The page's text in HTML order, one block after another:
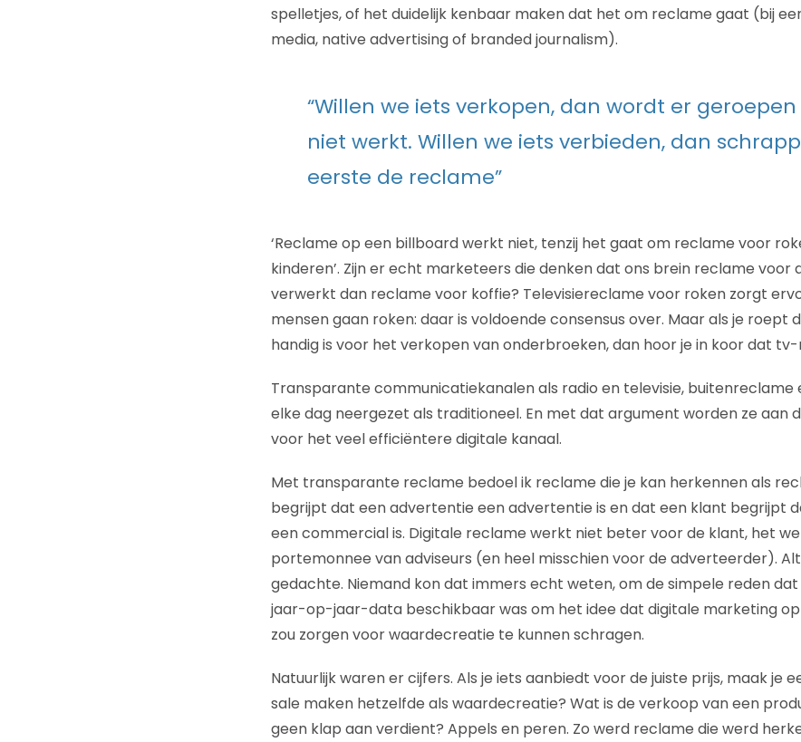
spelletjes, of het duidelijk kenbaar maken dat het om reclame gaat (bij
media, native advertising of branded journalism).
“Willen we iets verkopen, dan wordt er
niet werkt. Willen we iets verbieden, dan
eerste de reclame”
‘Reclame op een billboard werkt niet, tenzij het gaat om reclame voor
kinderen’. Zijn er echt marketeers die denken dat ons brein reclame voor
verwerkt dan reclame voor koffie? Televisiereclame voor roken zorgt
mensen gaan roken: daar is voldoende consensus over. Maar als je
handig is voor het verkopen van onderbroeken, dan hoor je in koor dat
Transparante communicatiekanalen als radio en televisie, buitenreclame
elke dag neergezet als traditioneel. En met dat argument worden ze aan
voor het veel efficiëntere digitale kanaal.
Met transparante reclame bedoel ik reclame die je kan herkennen als
begrijpt dat een advertentie een advertentie is en dat een klant begrijpt
een commercial is. Digitale reclame werkt niet beter voor de klant, het
portemonnee van adviseurs (en heel misschien voor de adverteerder).
gedachte. Niemand kon dat immers echt weten, om de simpele reden
jaar-op-jaar-data beschikbaar was om het idee dat digitale marketing
zou zorgen voor waardecreatie te kunnen schragen.
Natuurlijk waren er cijfers. Als je iets aanbiedt voor de juiste prijs, maak je
sale maken hetzelfde als waardecreatie? Wat is de verkoop van een
geen klap aan verdient? Appels en peren. Zo werd reclame die werd